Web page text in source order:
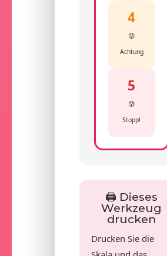
4
😟
Achtung
5
😰
Stopp!
🖨️ Dieses
Werkzeug
drucken
Drucken Sie die